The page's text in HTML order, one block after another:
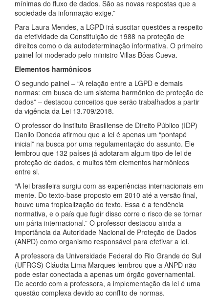
mínimas do fluxo de dados. São as novas respostas que a
sociedade da informação exige.”
Para Laura Mendes, a LGPD irá suscitar questões a respeito
da efetividade da Constituição de 1988 na proteção de
direitos como o da autodeterminação informativa. O primeiro
painel foi moderado pelo ministro Villas Bôas Cueva.
Elementos harmônicos
O segundo painel – “A relação entre a LGPD e demais
normas: em busca de um sistema harmônico de proteção de
dados” – destacou conceitos que serão trabalhados a partir
da vigência da Lei 13.709/2018.
O professor do Instituto Brasiliense de Direito Público (IDP)
Danilo Doneda afirmou que a lei é apenas um “pontapé
inicial” na busca por uma regulamentação do assunto. Ele
lembrou que 132 países já adotaram algum tipo de lei de
proteção de dados, e muitos têm elementos harmônicos
entre si.
“A lei brasileira surgiu com as experiências internacionais em
mente. Do texto-base proposto em 2010 até a versão final,
houve uma tropicalização do texto. Essa é a tendência
normativa, e o país que fugir disso corre o risco de se tornar
um pária internacional.” O professor destacou ainda a
importância da Autoridade Nacional de Proteção de Dados
(ANPD) como organismo responsável para efetivar a lei.
A professora da Universidade Federal do Rio Grande do Sul
(UFRGS) Cláudia Lima Marques lembrou que a ANPD não
pode estar conectada a apenas um órgão governamental.
De acordo com a professora, a implementação da lei é uma
questão complexa devido ao conflito de normas.